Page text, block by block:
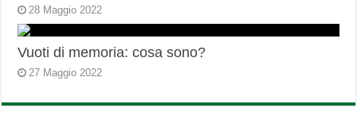
28 Maggio 2022
Vuoti di memoria: cosa sono?
27 Maggio 2022